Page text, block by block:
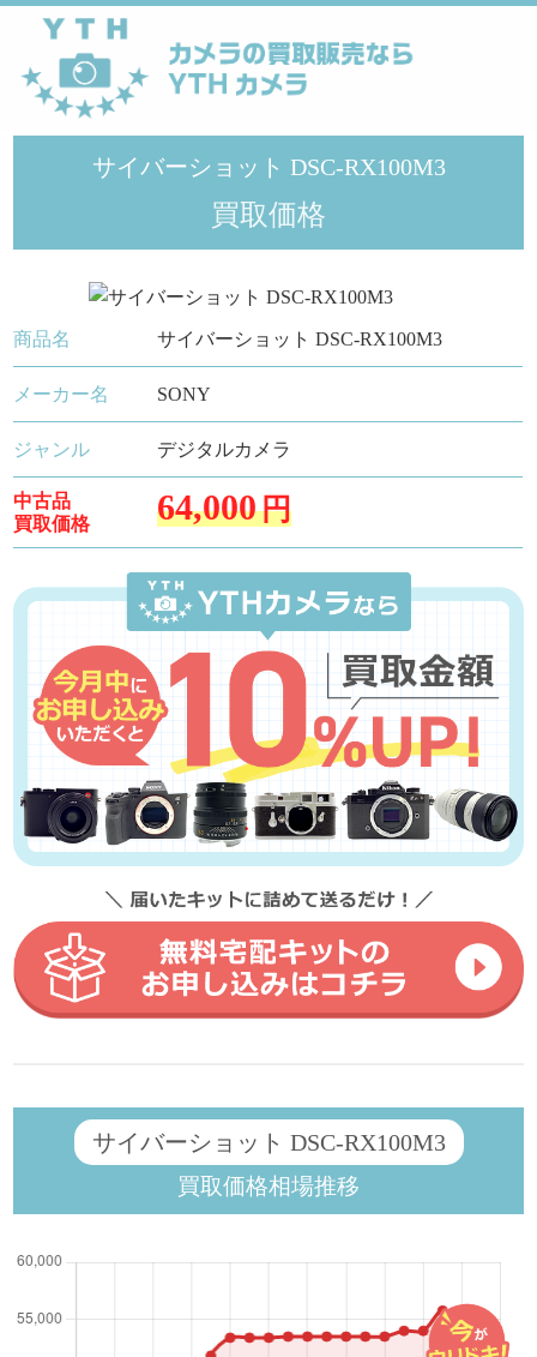
YTHカメラ >
サイバーショット DSC-RX100M3
買取価格
商品名 サイバーショット DSC-RX100M3
メーカー名 SONY
ジャンル デジタルカメラ
中古品
買取価格
64,000円
サイバーショット DSC-RX100M3
買取価格相場推移